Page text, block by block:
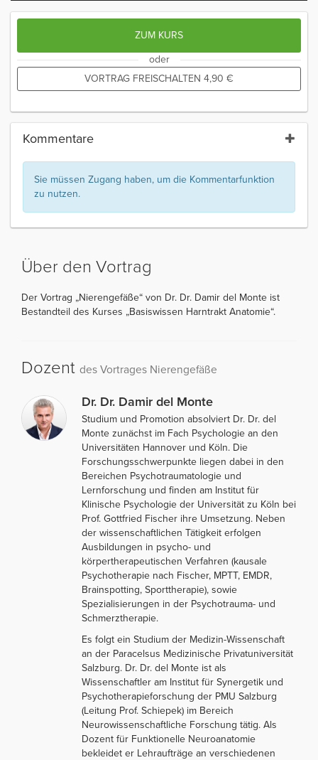
ZUM KURS
oder
VORTRAG FREISCHALTEN 4,90 €
Kommentare
Sie müssen Zugang haben, um die Kommentarfunktion
zu nutzen.
Über den Vortrag
Der Vortrag „Nierengefäße“ von Dr. Dr. Damir del Monte ist
Bestandteil des Kurses „Basiswissen Harntrakt Anatomie“.
Dozent des Vortrages Nierengefäße
Dr. Dr. Damir del Monte
Studium und Promotion absolviert Dr. Dr. del
Monte zunächst im Fach Psychologie an den
Universitäten Hannover und Köln. Die
Forschungsschwerpunkte liegen dabei in den
Bereichen Psychotraumatologie und
Lernforschung und finden am Institut für
Klinische Psychologie der Universität zu Köln bei
Prof. Gottfried Fischer ihre Umsetzung. Neben
der wissenschaftlichen Tätigkeit erfolgen
Ausbildungen in psycho- und
körpertherapeutischen Verfahren (kausale
Psychotherapie nach Fischer, MPTT, EMDR,
Brainspotting, Sporttherapie), sowie
Spezialisierungen in der Psychotrauma- und
Schmerztherapie.
Es folgt ein Studium der Medizin-Wissenschaft
an der Paracelsus Medizinische Privatuniversität
Salzburg. Dr. Dr. del Monte ist als
Wissenschaftler am Institut für Synergetik und
Psychotherapieforschung der PMU Salzburg
(Leitung Prof. Schiepek) im Bereich
Neurowissenschaftliche Forschung tätig. Als
Dozent für Funktionelle Neuroanatomie
bekleidet er Lehraufträge an verschiedenen